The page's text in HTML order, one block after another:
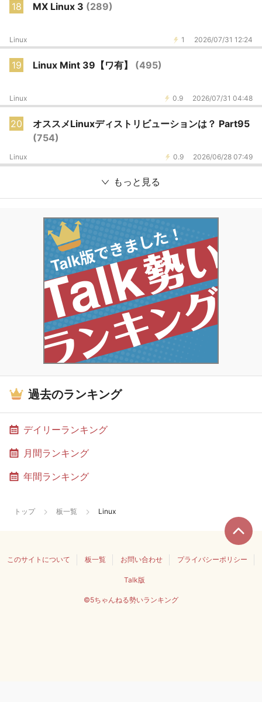
18 MX Linux 3 (289)
1 2026/07/31 12:24
Linux
19 Linux Mint 39【ワ有】 (495)
0.9 2026/07/31 04:48
Linux
20
オススメLinuxディストリビューションは？ Part95
(754)
0.9 2026/06/28 07:49
Linux
もっと見る
過去のランキング
デイリーランキング
月間ランキング
年間ランキング
トップ 板一覧 Linux
このサイトについて 板一覧 お問い合わせ プライバシーポリシー
Talk版
©5ちゃんねる勢いランキング